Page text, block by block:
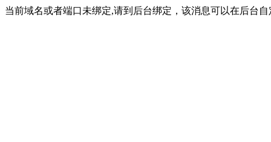
当前域名或者端口未绑定,请到后台绑定，该消息可以在后台自